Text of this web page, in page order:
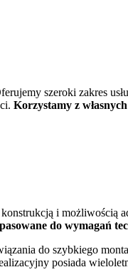
szeroki zakres
Korzystamy z
i możliwością
do wymagań
do szybkiego
posiada